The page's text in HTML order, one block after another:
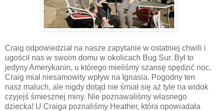
Craig odpowiedział na nasze zapytanie w ostatniej chwili i
ugościł nas w swoim domu w okolicach Bug Sur. Był to
jedyny Amerykanin, u którego mieliśmy szansę spędzić noc.
Craig miał niesamowity wpływ na Ignasia. Pogodny ten
nasz maluch, ale nigdy dotąd nie śmiał się aż tyle na widok
czyjejś śmiesznej miny. Nie poznawaliśmy własnego
dziecka! U Craiga poznaliśmy Heather, która opowiadała